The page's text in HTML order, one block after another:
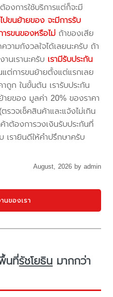
งการใช้บริการแต่ก็จะมี
ปขนย้ายของ จะมีการรับ
ารขนของหรือไม่ ถ้าของเสีย
ามกังวลใจได้เลยนะครับ ถ้า
นเรานะครับ เรามีรับประกัน
แต่การขนย้ายตั้งแต่แรกเลย
ถูก ในขั้นต้น เรารับประกัน
ายของ มูลค่า 20% ของราคา
วจเช็คสินค้าและแจ้งไม่เกิน
ต้องการวงเงินรับประกันที่
เรายินดีให้คำปรึกษาครับ
August, 2026 by admin
ของเรา
นที่รัชโยธิน มากกว่า